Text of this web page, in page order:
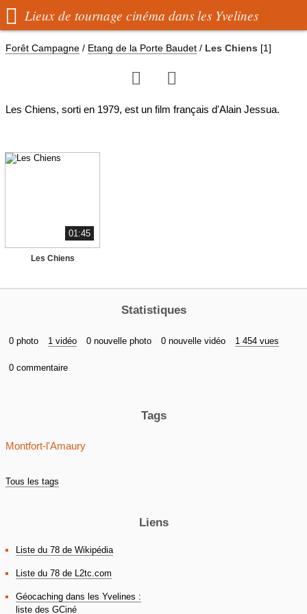
 Lieux de tournage cinéma dans les Yvelines
Forêt Campagne / Etang de la Porte Baudet / Les Chiens [1]
 
Les Chiens, sorti en 1979, est un film français d'Alain Jessua.
01:45
Les Chiens
Statistiques
0 photo 1 vidéo 0 nouvelle photo 0 nouvelle vidéo 1 454 vues
0 commentaire
Tags
Montfort-l'Amaury
Tous les tags
Liens
Liste du 78 de Wikipédia
Liste du 78 de L2tc.com
Géocaching dans les Yvelines :
liste des GCiné